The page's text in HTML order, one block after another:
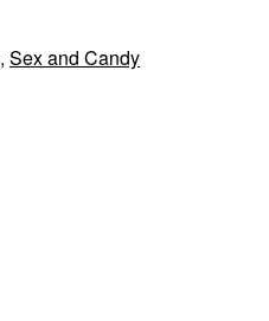
, Sex and Candy